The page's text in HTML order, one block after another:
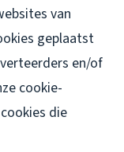
van
geplaatst
en/of
cookie-
die